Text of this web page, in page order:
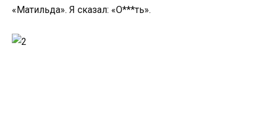
«Матильда». Я сказал: «О***ть».